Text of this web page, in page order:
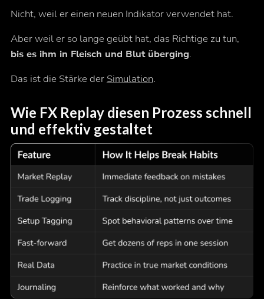
Nicht, weil er einen neuen Indikator verwendet hat.
Aber weil er so lange geübt hat, das Richtige zu tun,
bis es ihm in Fleisch und Blut überging.
Das ist die Stärke der Simulation.
Wie FX Replay diesen Prozess schnell
und effektiv gestaltet